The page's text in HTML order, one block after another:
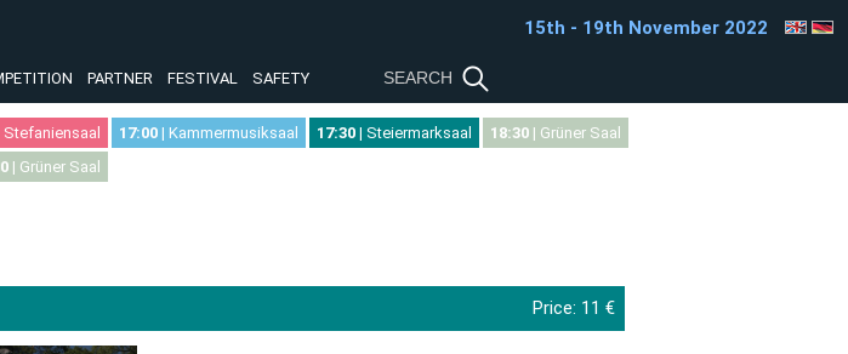
PARTNER FESTIVAL SAFETY
15th - 19th November 2022
Stefaniensaal 17:00 | Kammermusiksaal 17:30 | Steiermarksaal 18:30 | Grüner Saal
| Grüner Saal
Price: 11 €